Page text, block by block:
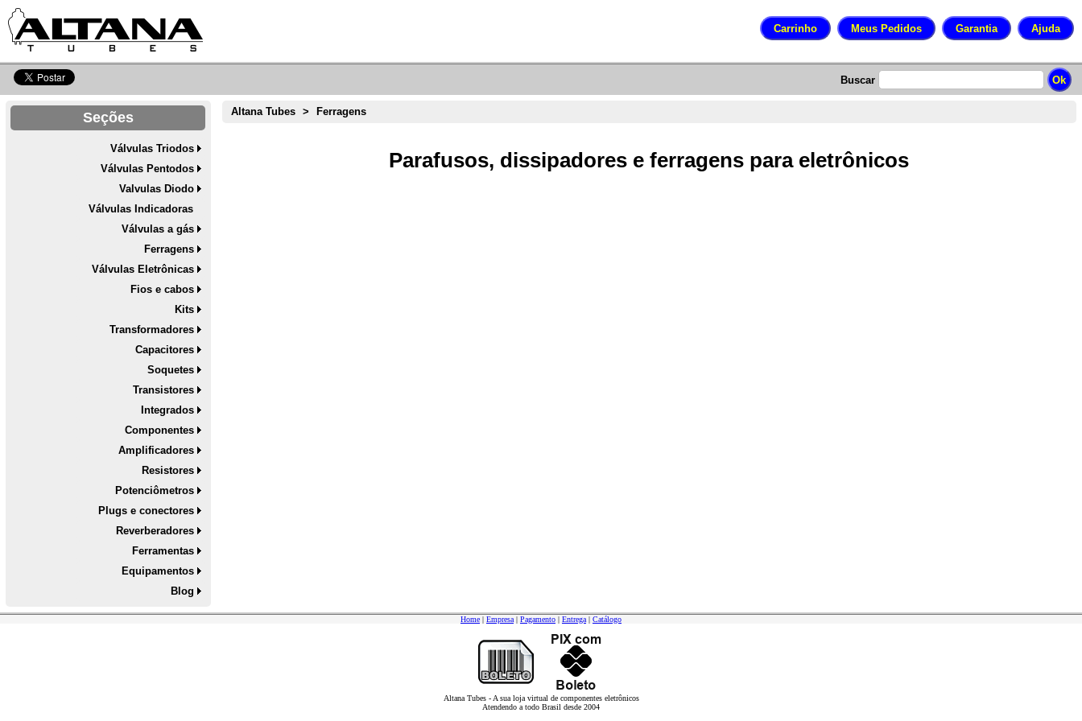
Buscar
Seções
Válvulas Triodos
Válvulas Pentodos
Valvulas Diodo
Válvulas Indicadoras
Válvulas a gás
Ferragens
Válvulas Eletrônicas
Fios e cabos
Kits
Transformadores
Capacitores
Soquetes
Transistores
Integrados
Componentes
Amplificadores
Resistores
Potenciômetros
Plugs e conectores
Reverberadores
Ferramentas
Equipamentos
Blog
Altana Tubes > Ferragens
Parafusos, dissipadores e ferragens para eletrônicos
Home | Empresa | Pagamento | Entrega | Catálogo
Altana Tubes - A sua loja virtual de componentes eletrônicos
Atendendo a todo Brasil desde 2004